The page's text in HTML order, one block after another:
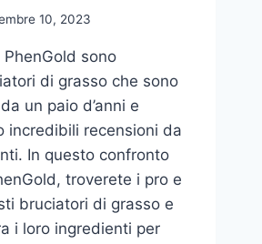
10, 2023
PhenGold sono
di grasso che sono
un paio d’anni e
incredibili recensioni da
In questo confronto
troverete i pro e
bruciatori di grasso e
i loro ingredienti per